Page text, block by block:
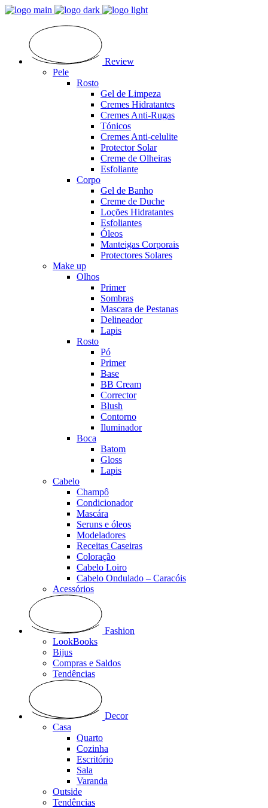
Review
Pele
Rosto
Gel de Limpeza
Cremes Hidratantes
Cremes Anti-Rugas
Tónicos
Cremes Anti-celulite
Protector Solar
Creme de Olheiras
Esfoliante
Corpo
Gel de Banho
Creme de Duche
Loções Hidratantes
Esfoliantes
Óleos
Manteigas Corporais
Protectores Solares
Make up
Olhos
Primer
Sombras
Mascara de Pestanas
Delineador
Lapis
Rosto
Pó
Primer
Base
BB Cream
Corrector
Blush
Contorno
Iluminador
Boca
Batom
Gloss
Lapis
Cabelo
Champô
Condicionador
Mascára
Seruns e óleos
Modeladores
Receitas Caseiras
Coloração
Cabelo Loiro
Cabelo Ondulado – Caracóis
Acessórios
Fashion
LookBooks
Bijus
Compras e Saldos
Tendências
Decor
Casa
Quarto
Cozinha
Escritório
Sala
Varanda
Outside
Tendências